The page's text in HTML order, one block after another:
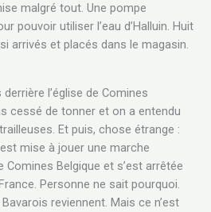
malgré tout. Une pompe
pouvoir utiliser l’eau d’Halluin. Huit
arrivés et placés dans le magasin.
l’église de Comines
cessé de tonner et on a entendu
Et puis, chose étrange :
mise à jouer une marche
Comines Belgique et s’est arrêtée
Personne ne sait pourquoi.
reviennent. Mais ce n’est